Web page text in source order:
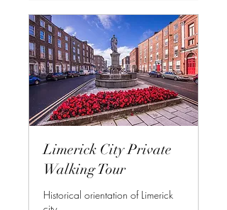
Limerick City Private
Walking Tour
Historical orientation of Limerick